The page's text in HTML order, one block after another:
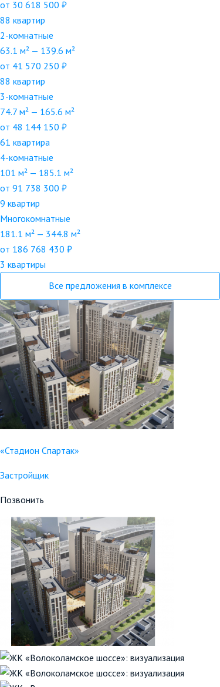
от 30 618 500 ₽
88 квартир
2-комнатные
63.1 м² — 139.6 м²
от 41 570 250 ₽
88 квартир
3-комнатные
74.7 м² — 165.6 м²
от 48 144 150 ₽
61 квартира
4-комнатные
101 м² — 185.1 м²
от 91 738 300 ₽
9 квартир
Многокомнатные
181.1 м² — 344.8 м²
от 186 768 430 ₽
3 квартиры
Все предложения в комплексе
«Стадион Спартак»
Застройщик
Позвонить